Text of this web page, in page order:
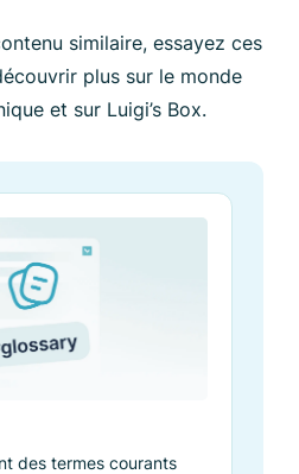
similaire, essayez ces
plus sur le monde
et sur Luigi’s Box.
des termes courants